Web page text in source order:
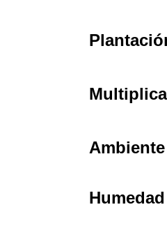
Ambiente
Humedad